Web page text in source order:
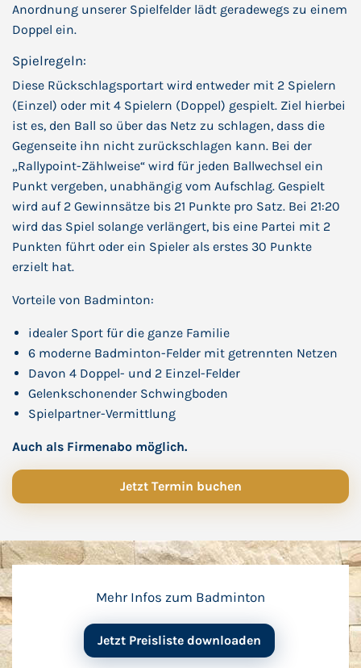
Anordnung unserer Spielfelder lädt geradewegs zu einem
Doppel ein.
Spielregeln:
Diese Rückschlagsportart wird entweder mit 2 Spielern
(Einzel) oder mit 4 Spielern (Doppel) gespielt. Ziel hierbei
ist es, den Ball so über das Netz zu schlagen, dass die
Gegenseite ihn nicht zurückschlagen kann. Bei der
„Rallypoint-Zählweise“ wird für jeden Ballwechsel ein
Punkt vergeben, unabhängig vom Aufschlag. Gespielt
wird auf 2 Gewinnsätze bis 21 Punkte pro Satz. Bei 21:20
wird das Spiel solange verlängert, bis eine Partei mit 2
Punkten führt oder ein Spieler als erstes 30 Punkte
erzielt hat.
Vorteile von Badminton:
idealer Sport für die ganze Familie
6 moderne Badminton-Felder mit getrennten Netzen
Davon 4 Doppel- und 2 Einzel-Felder
Gelenkschonender Schwingboden
Spielpartner-Vermittlung
Auch als Firmenabo möglich.
Jetzt Termin buchen
Mehr Infos zum Badminton
Jetzt Preisliste downloaden